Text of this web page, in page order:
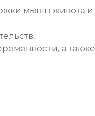
мышц живота
а